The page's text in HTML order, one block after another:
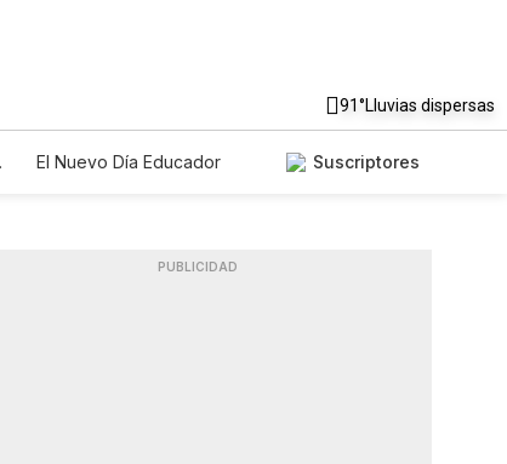
91°Lluvias dispersas
El Nuevo Día Educador
Suscriptores
PUBLICIDAD